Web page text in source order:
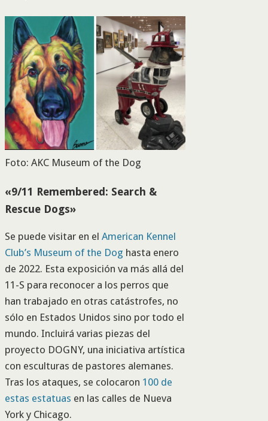
Foto: AKC Museum of the Dog
«9/11 Remembered: Search &
Rescue Dogs»
Se puede visitar en el American Kennel
Club’s Museum of the Dog hasta enero
de 2022. Esta exposición va más allá del
11-S para reconocer a los perros que
han trabajado en otras catástrofes, no
sólo en Estados Unidos sino por todo el
mundo. Incluirá varias piezas del
proyecto DOGNY, una iniciativa artística
con esculturas de pastores alemanes.
Tras los ataques, se colocaron 100 de
estas estatuas en las calles de Nueva
York y Chicago.